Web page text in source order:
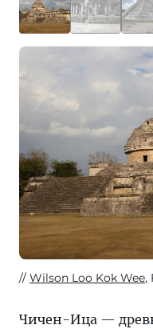
Wilson Loo Kok Wee,
Чичен-Ица —